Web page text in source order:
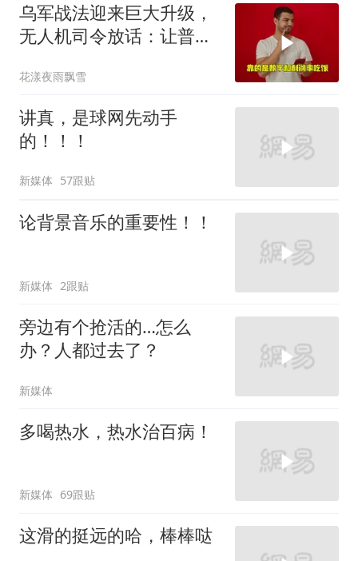
乌军战法迎来巨大升级，
无人机司令放话：让普京
花漾夜雨飘雪
讲真，是球网先动手
的！！！
新媒体 57跟贴
论背景音乐的重要性！！
新媒体 2跟贴
旁边有个抢活的…怎么
办？人都过去了？
新媒体
多喝热水，热水治百病！
新媒体 69跟贴
这滑的挺远的哈，棒棒哒